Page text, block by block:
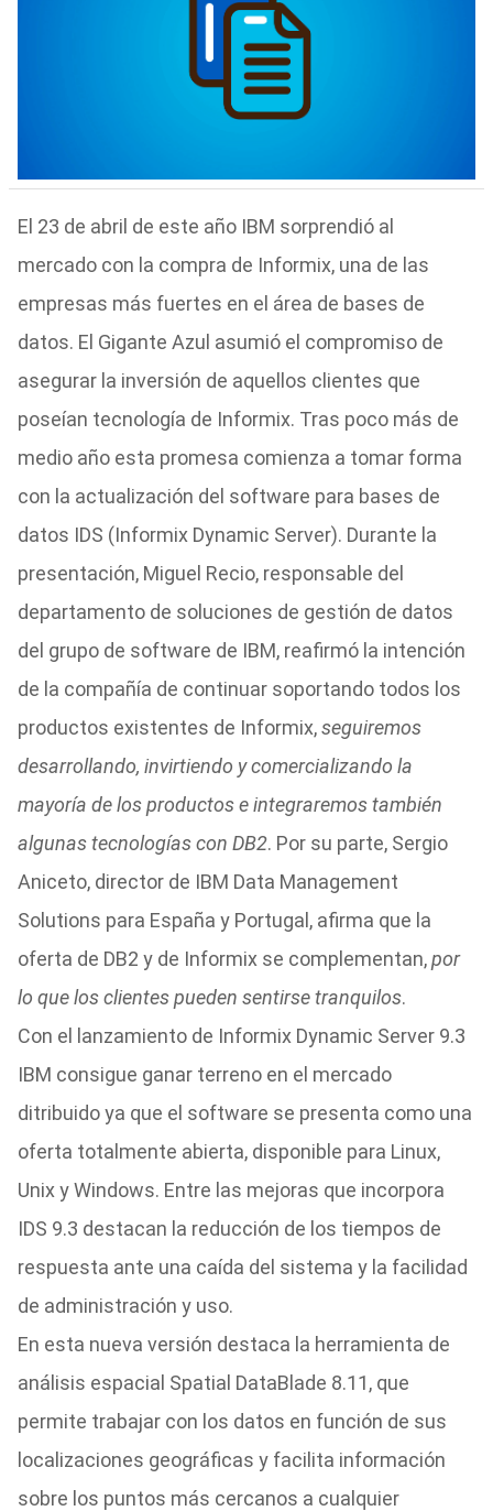
El 23 de abril de este año IBM sorprendió al
mercado con la compra de Informix, una de las
empresas más fuertes en el área de bases de
datos. El Gigante Azul asumió el compromiso de
asegurar la inversión de aquellos clientes que
poseían tecnología de Informix. Tras poco más de
medio año esta promesa comienza a tomar forma
con la actualización del software para bases de
datos IDS (Informix Dynamic Server). Durante la
presentación, Miguel Recio, responsable del
departamento de soluciones de gestión de datos
del grupo de software de IBM, reafirmó la intención
de la compañía de continuar soportando todos los
productos existentes de Informix,seguiremos
desarrollando, invirtiendo y comercializando la
mayoría de los productos e integraremos también
algunas tecnologías con DB2. Por su parte, Sergio
Aniceto, director de IBM Data Management
Solutions para España y Portugal, afirma que la
oferta de DB2 y de Informix se complementan,por
lo que los clientes pueden sentirse tranquilos.
Con el lanzamiento de Informix Dynamic Server 9.3
IBM consigue ganar terreno en el mercado
ditribuido ya que el software se presenta como una
oferta totalmente abierta, disponible para Linux,
Unix y Windows. Entre las mejoras que incorpora
IDS 9.3 destacan la reducción de los tiempos de
respuesta ante una caída del sistema y la facilidad
de administración y uso.
En esta nueva versión destaca la herramienta de
análisis espacial Spatial DataBlade 8.11, que
permite trabajar con los datos en función de sus
localizaciones geográficas y facilita información
sobre los puntos más cercanos a cualquier